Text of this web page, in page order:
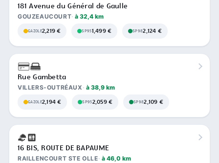
181 Avenue du Général de Gaulle
GOUZEAUCOURT à 32,4 km
GAZOLE2,219 € SP951,499 € SP982,124 €
Rue Gambetta
VILLERS-OUTRÉAUX à 38,9 km
GAZOLE2,194 € SP952,059 € SP982,109 €
16 BIS, ROUTE DE BAPAUME
RAILLENCOURT STE OLLE à 46,0 km